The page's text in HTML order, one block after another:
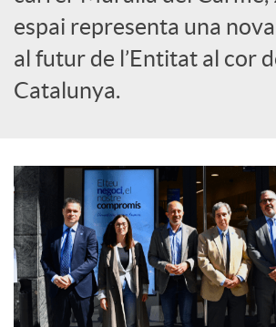
o
r
d
e
c
espai representa una
al futur de l’Entitat al cor
Catalunya.